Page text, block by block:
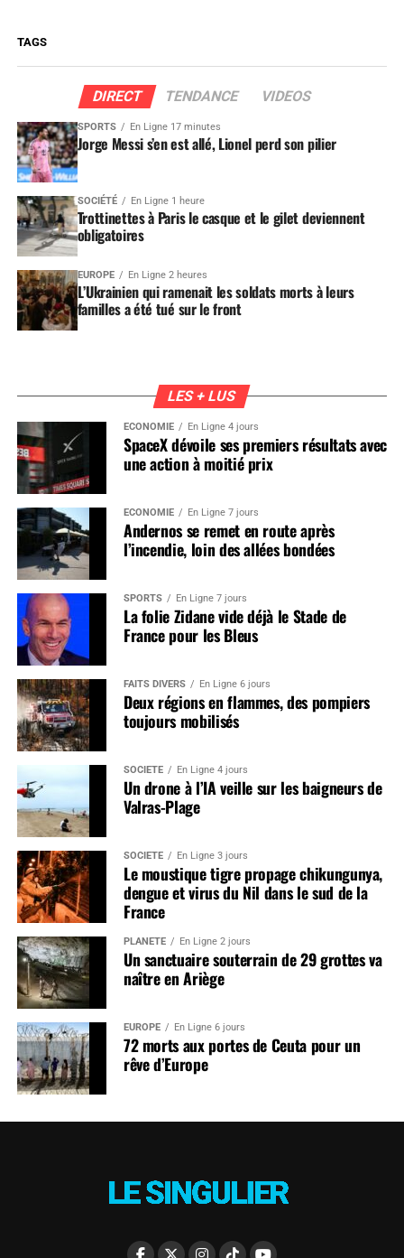
TAGS
DIRECT TENDANCE VIDEOS
SPORTS En Ligne 17 minutes
Jorge Messi s’en est allé, Lionel perd son pilier
SOCIÉTÉ En Ligne 1 heure
Trottinettes à Paris le casque et le gilet deviennent
obligatoires
EUROPE En Ligne 2 heures
L’Ukrainien qui ramenait les soldats morts à leurs
familles a été tué sur le front
LES + LUS
ÉCONOMIE En Ligne 4 jours
SpaceX dévoile ses premiers résultats avec
une action à moitié prix
ÉCONOMIE En Ligne 7 jours
Andernos se remet en route après
l’incendie, loin des allées bondées
SPORTS En Ligne 7 jours
La folie Zidane vide déjà le Stade de
France pour les Bleus
FAITS DIVERS En Ligne 6 jours
Deux régions en flammes, des pompiers
toujours mobilisés
SOCIÉTÉ En Ligne 4 jours
Un drone à l’IA veille sur les baigneurs de
Valras-Plage
SOCIÉTÉ En Ligne 3 jours
Le moustique tigre propage chikungunya,
dengue et virus du Nil dans le sud de la
France
PLANÈTE En Ligne 2 jours
Un sanctuaire souterrain de 29 grottes va
naître en Ariège
EUROPE En Ligne 6 jours
72 morts aux portes de Ceuta pour un
rêve d’Europe